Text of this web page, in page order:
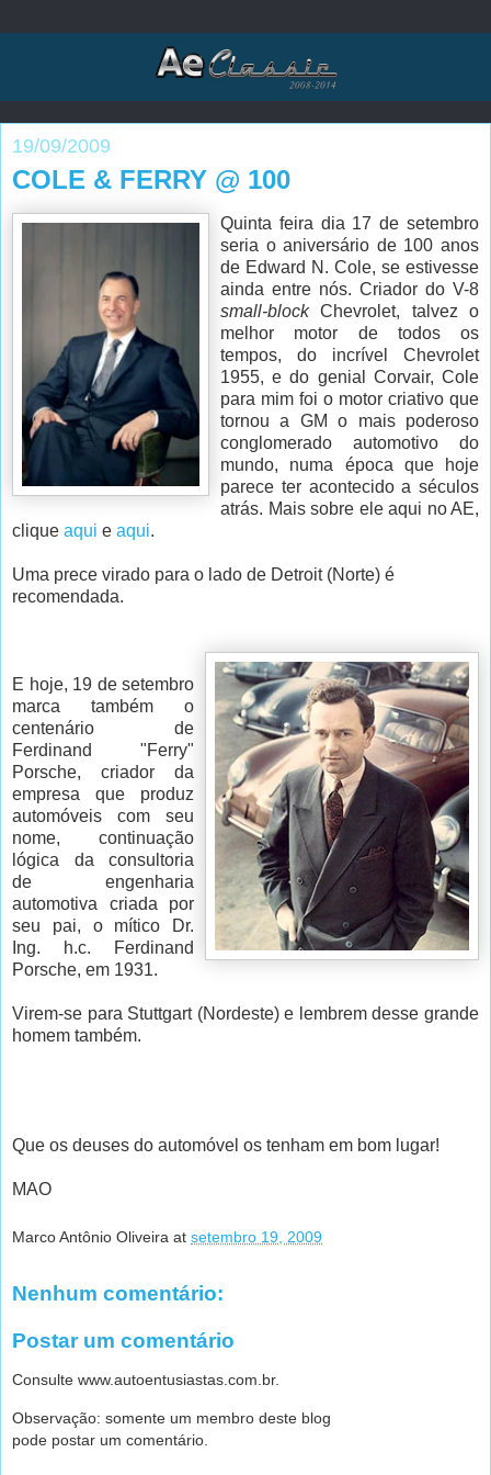
19/09/2009
COLE & FERRY @ 100
Quinta feira dia 17 de setembro
seria o aniversário de 100 anos
de Edward N. Cole, se estivesse
ainda entre nós. Criador do V-8
small-blockChevrolet, talvez o
melhor motor de todos os
tempos, do incrível Chevrolet
1955, e do genial Corvair, Cole
para mim foi o motor criativo que
tornou a GM o mais poderoso
conglomerado automotivo do
mundo, numa época que hoje
parece ter acontecido a séculos
atrás. Mais sobre ele aqui no AE,
clique aqui e aqui.
Uma prece virado para o lado de Detroit (Norte) é
recomendada.
E hoje, 19 de setembro
marca também o
centenário de
Ferdinand "Ferry"
Porsche, criador da
empresa que produz
automóveis com seu
nome, continuação
lógica da consultoria
de engenharia
automotiva criada por
seu pai, o mítico Dr.
Ing. h.c. Ferdinand
Porsche, em 1931.
Virem-se para Stuttgart (Nordeste) e lembrem desse grande
homem também.
Que os deuses do automóvel os tenham em bom lugar!
MAO
Marco Antônio Oliveira at setembro 19, 2009
Nenhum comentário:
Postar um comentário
Consulte www.autoentusiastas.com.br.
Observação: somente um membro deste blog
pode postar um comentário.